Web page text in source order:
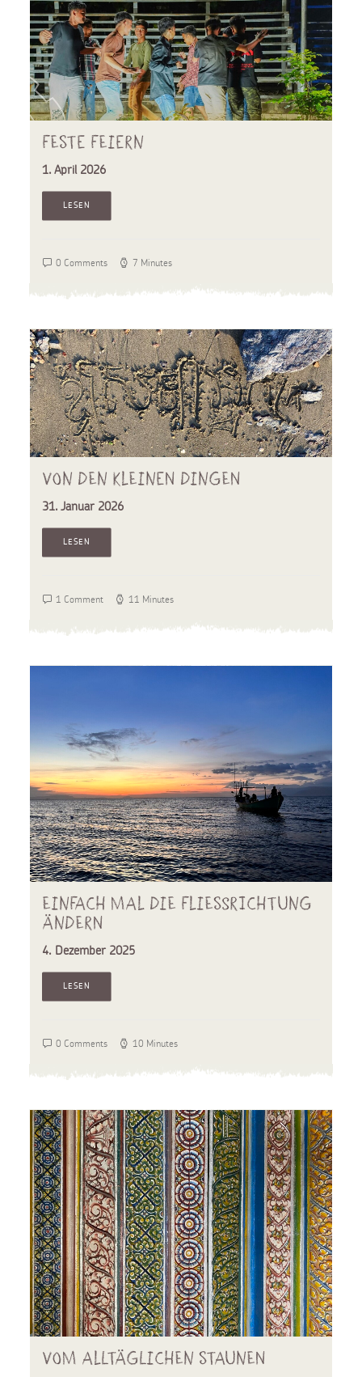
Feste feiern
1. April 2026
LESEN
0 Comments 7 Minutes
Von den kleinen Dingen
31. Januar 2026
LESEN
1 Comment 11 Minutes
Einfach mal die Fliessrichtung
ändern
4. Dezember 2025
LESEN
0 Comments 10 Minutes
Vom alltäglichen Staunen